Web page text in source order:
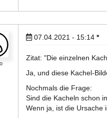
07.04.2021 - 15:14 *
Zitat: "Die einzelnen
Ja, und diese Kachel-
Nochmals die Frage:
Sind die Kacheln schon
Wenn ja, ist die Ursache